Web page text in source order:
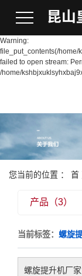
Warning:
file_put_contents(/home/
failed to open stream:
/home/
您当前的位置 ： 首
产品（3）
当前标签： 螺旋
螺旋提升机厂家